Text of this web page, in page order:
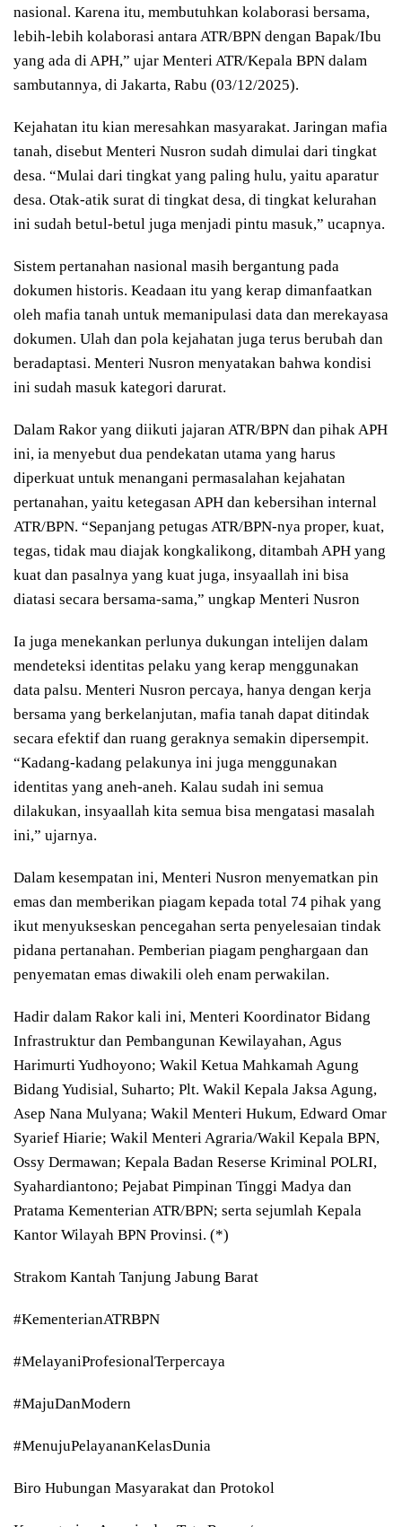
nasional. Karena itu, membutuhkan kolaborasi bersama,
lebih-lebih kolaborasi antara ATR/BPN dengan Bapak/Ibu
yang ada di APH,” ujar Menteri ATR/Kepala BPN dalam
sambutannya, di Jakarta, Rabu (03/12/2025).
Kejahatan itu kian meresahkan masyarakat. Jaringan mafia
tanah, disebut Menteri Nusron sudah dimulai dari tingkat
desa. “Mulai dari tingkat yang paling hulu, yaitu aparatur
desa. Otak-atik surat di tingkat desa, di tingkat kelurahan
ini sudah betul-betul juga menjadi pintu masuk,” ucapnya.
Sistem pertanahan nasional masih bergantung pada
dokumen historis. Keadaan itu yang kerap dimanfaatkan
oleh mafia tanah untuk memanipulasi data dan merekayasa
dokumen. Ulah dan pola kejahatan juga terus berubah dan
beradaptasi. Menteri Nusron menyatakan bahwa kondisi
ini sudah masuk kategori darurat.
Dalam Rakor yang diikuti jajaran ATR/BPN dan pihak APH
ini, ia menyebut dua pendekatan utama yang harus
diperkuat untuk menangani permasalahan kejahatan
pertanahan, yaitu ketegasan APH dan kebersihan internal
ATR/BPN. “Sepanjang petugas ATR/BPN-nya proper, kuat,
tegas, tidak mau diajak kongkalikong, ditambah APH yang
kuat dan pasalnya yang kuat juga, insyaallah ini bisa
diatasi secara bersama-sama,” ungkap Menteri Nusron
Ia juga menekankan perlunya dukungan intelijen dalam
mendeteksi identitas pelaku yang kerap menggunakan
data palsu. Menteri Nusron percaya, hanya dengan kerja
bersama yang berkelanjutan, mafia tanah dapat ditindak
secara efektif dan ruang geraknya semakin dipersempit.
“Kadang-kadang pelakunya ini juga menggunakan
identitas yang aneh-aneh. Kalau sudah ini semua
dilakukan, insyaallah kita semua bisa mengatasi masalah
ini,” ujarnya.
Dalam kesempatan ini, Menteri Nusron menyematkan pin
emas dan memberikan piagam kepada total 74 pihak yang
ikut menyukseskan pencegahan serta penyelesaian tindak
pidana pertanahan. Pemberian piagam penghargaan dan
penyematan emas diwakili oleh enam perwakilan.
Hadir dalam Rakor kali ini, Menteri Koordinator Bidang
Infrastruktur dan Pembangunan Kewilayahan, Agus
Harimurti Yudhoyono; Wakil Ketua Mahkamah Agung
Bidang Yudisial, Suharto; Plt. Wakil Kepala Jaksa Agung,
Asep Nana Mulyana; Wakil Menteri Hukum, Edward Omar
Syarief Hiarie; Wakil Menteri Agraria/Wakil Kepala BPN,
Ossy Dermawan; Kepala Badan Reserse Kriminal POLRI,
Syahardiantono; Pejabat Pimpinan Tinggi Madya dan
Pratama Kementerian ATR/BPN; serta sejumlah Kepala
Kantor Wilayah BPN Provinsi. (*)
Strakom Kantah Tanjung Jabung Barat
#KementerianATRBPN
#MelayaniProfesionalTerpercaya
#MajuDanModern
#MenujuPelayananKelasDunia
Biro Hubungan Masyarakat dan Protokol